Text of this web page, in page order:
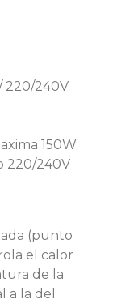
220/240V
150W
220/240V
(punto
el calor
de la
a la del